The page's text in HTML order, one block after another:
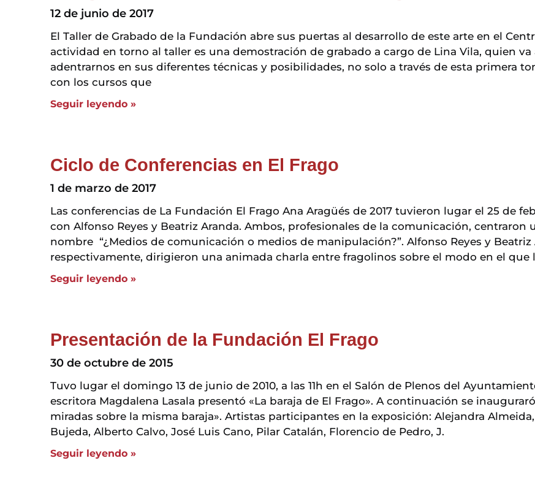
12 de junio de 2017
El Taller de Grabado de la Fundación abre sus puertas al desarrollo de este arte en el
actividad en torno al taller es una demostración de grabado a cargo de Lina Vila, quien va
adentrarnos en sus diferentes técnicas y posibilidades, no solo a través de esta primera
con los cursos que
Seguir leyendo »
Ciclo de Conferencias en El Frago
1 de marzo de 2017
Las conferencias de La Fundación El Frago Ana Aragüés de 2017 tuvieron lugar el 25 de
con Alfonso Reyes y Beatriz Aranda. Ambos, profesionales de la comunicación, centraron
nombre “¿Medios de comunicación o medios de manipulación?”. Alfonso Reyes y
respectivamente, dirigieron una animada charla entre fragolinos sobre el modo en el que
Seguir leyendo »
Presentación de la Fundación El Frago
30 de octubre de 2015
Tuvo lugar el domingo 13 de junio de 2010, a las 11h en el Salón de Plenos del
escritora Magdalena Lasala presentó «La baraja de El Frago». A continuación se
miradas sobre la misma baraja». Artistas participantes en la exposición: Alejandra
Bujeda, Alberto Calvo, José Luis Cano, Pilar Catalán, Florencio de Pedro, J.
Seguir leyendo »